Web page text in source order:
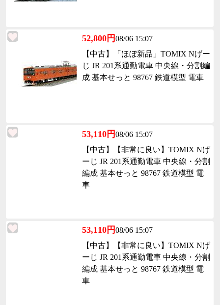
52,800円08/06 15:07
【中古】「ほぼ新品」TOMIX Nげー
じ JR 201系通勤電車 中央線・分割編
成 基本せっと 98767 鉄道模型 電車
53,110円08/06 15:07
【中古】【非常に良い】TOMIX Nげ
ーじ JR 201系通勤電車 中央線・分割
編成 基本せっと 98767 鉄道模型 電
車
53,110円08/06 15:07
【中古】【非常に良い】TOMIX Nげ
ーじ JR 201系通勤電車 中央線・分割
編成 基本せっと 98767 鉄道模型 電
車